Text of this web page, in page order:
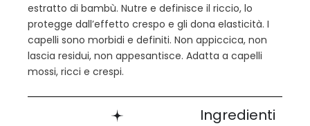
estratto di bambù. Nutre e definisce il riccio, lo
protegge dall’effetto crespo e gli dona elasticità. I
capelli sono morbidi e definiti. Non appiccica, non
lascia residui, non appesantisce. Adatta a capelli
mossi, ricci e crespi.
Ingredienti